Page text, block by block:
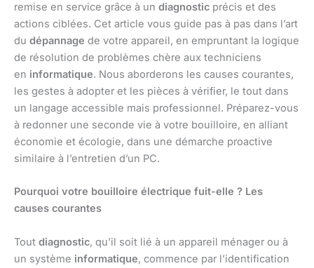
remise en service grâce à un diagnostic précis et des
actions ciblées. Cet article vous guide pas à pas dans l’art
du dépannage de votre appareil, en empruntant la logique
de résolution de problèmes chère aux techniciens
en informatique. Nous aborderons les causes courantes,
les gestes à adopter et les pièces à vérifier, le tout dans
un langage accessible mais professionnel. Préparez-vous
à redonner une seconde vie à votre bouilloire, en alliant
économie et écologie, dans une démarche proactive
similaire à l’entretien d’un PC.
Pourquoi votre bouilloire électrique fuit-elle ? Les
causes courantes
Tout diagnostic, qu’il soit lié à un appareil ménager ou à
un système informatique, commence par l’identification